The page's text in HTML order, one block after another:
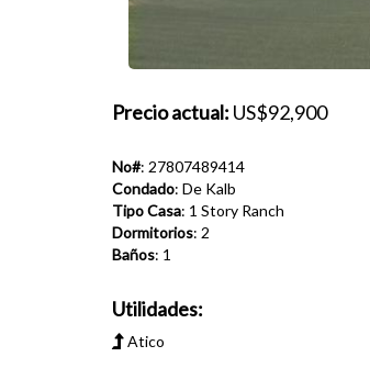
Precio actual: US$92,900
No#: 27807489414
Condado: De Kalb
Tipo Casa: 1 Story Ranch
Dormitorios: 2
Baños: 1
Utilidades:
Atico